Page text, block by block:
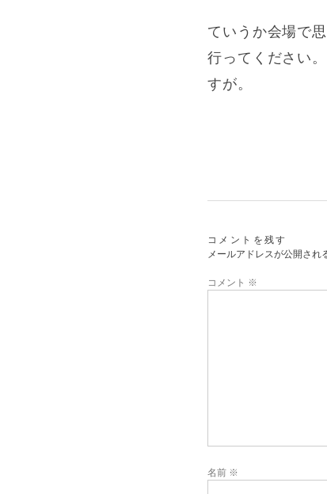
ていうか会場で
行ってください
すが。
コメントを残す
メールアドレスが公開され
コメント ※
名前 ※